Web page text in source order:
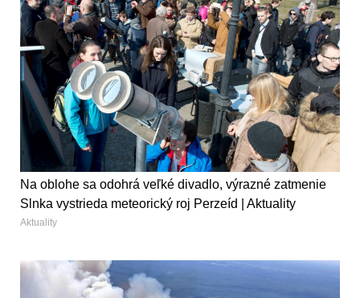
Na oblohe sa odohrá veľké divadlo, výrazné zatmenie
Slnka vystrieda meteorický roj Perzeíd | Aktuality
Aktuality